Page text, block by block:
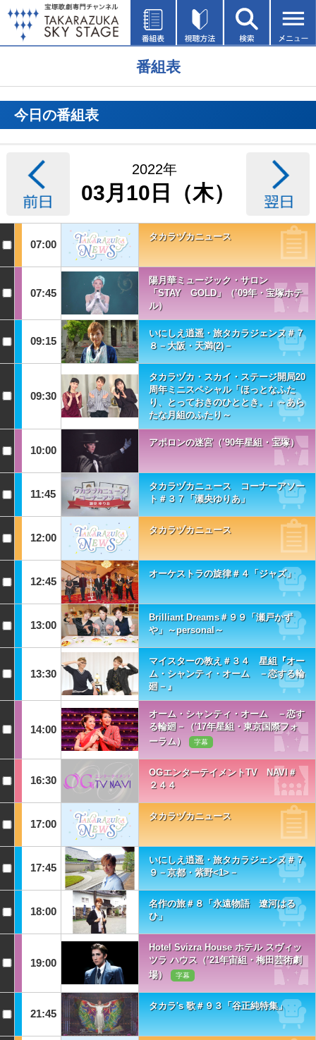
番組表
今日の番組表
2022年
03月10日（木）
07:00
タカラヅカニュース
07:45
陽月華ミュージック・サロン
「STAY GOLD」（’09年・宝塚ホテ
ル）
09:15
いにしえ逍遥・旅タカラジェンヌ＃７
８－大阪・天満(2)－
09:30
タカラヅカ・スカイ・ステージ開局20
周年ミニスペシャル「ほっとなふた
り、とっておきのひととき。」～あら
たな月組のふたり～
10:00
アポロンの迷宮（’90年星組・宝塚）
11:45
タカラヅカニュース コーナーアソー
ト＃３７「瀬央ゆりあ」
12:00
タカラヅカニュース
12:45
オーケストラの旋律＃４「ジャズ」
13:00
Brilliant Dreams＃９９「瀬戸かず
や」～personal～
13:30
マイスターの教え＃３４ 星組『オー
ム・シャンティ・オーム －恋する輪
廻－』
14:00
オーム・シャンティ・オーム －恋す
る輪廻－（'17年星組・東京国際フォ
ーラム）
字幕
16:30
OGエンターテイメントTV NAVI＃
２４４
17:00
タカラヅカニュース
17:45
いにしえ逍遥・旅タカラジェンヌ＃７
９－京都・紫野<1>－
18:00
名作の旅＃８「永遠物語 遼河はる
ひ」
19:00
Hotel Svizra House ホテル スヴィッ
ツラ ハウス（’21年宙組・梅田芸術劇
場）
字幕
21:45
タカラ's 歌＃９３「谷正純特集」